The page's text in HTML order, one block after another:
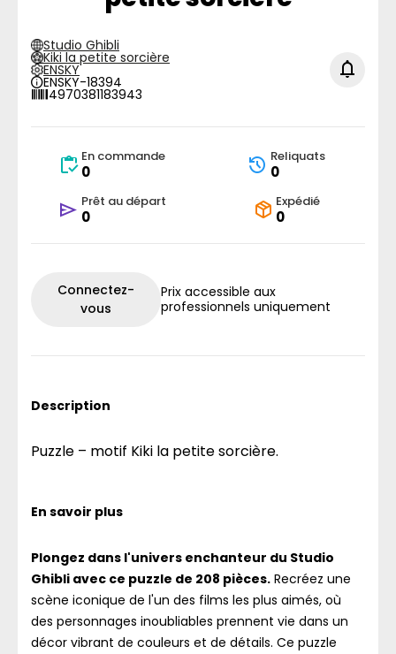
Studio Ghibli
Kiki la petite sorcière
ENSKY
ENSKY-18394
4970381183943
En commande
0
Reliquats
0
Prêt au départ
0
Expédié
0
Connectez-
vous
Prix accessible aux
professionnels uniquement
Description
Puzzle – motif Kiki la petite sorcière.
En savoir plus
Plongez dans l'univers enchanteur du Studio
Ghibli avec ce puzzle de 208 pièces. Recréez une
scène iconique de l'un des films les plus aimés, où
des personnages inoubliables prennent vie dans un
décor vibrant de couleurs et de détails. Ce puzzle